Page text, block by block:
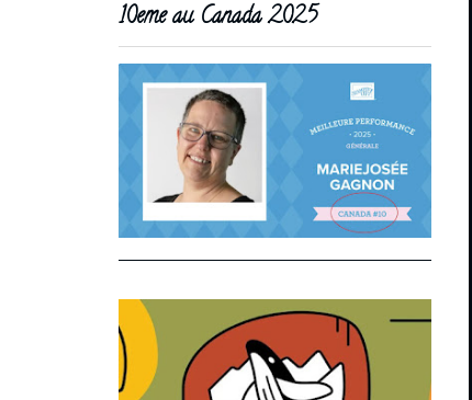
10eme au Canada 2025